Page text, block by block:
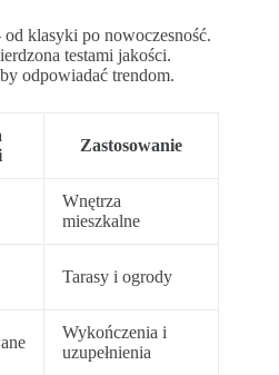
klasyki po nowoczesność.
testami jakości.
odpowiadać trendom.
Zastosowanie
Wnętrza
mieszkalne
Tarasy i ogrody
Wykończenia i
uzupełnienia